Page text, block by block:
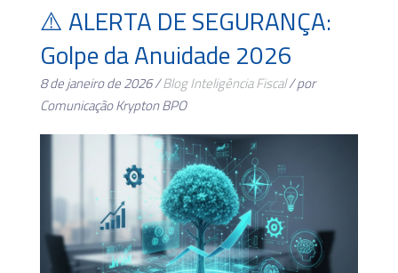
⚠️ ALERTA DE SEGURANÇA:
Golpe da Anuidade 2026
8 de janeiro de 2026 /BlogInteligência Fiscal/ por
Comunicação Krypton BPO